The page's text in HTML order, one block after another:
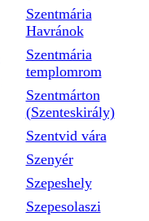
Szentmária
Havránok
Szentmária
templomrom
Szentmárton
(Szenteskirály)
Szentvid vára
Szenyér
Szepeshely
Szepesolaszi